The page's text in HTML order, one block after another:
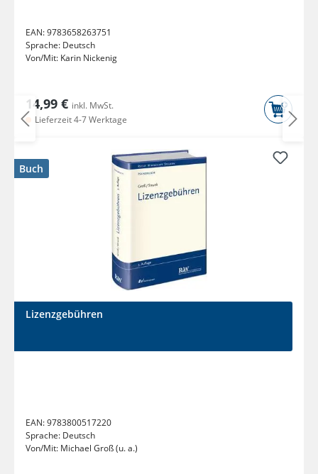
EAN:9783658263751
Sprache: Deutsch
Von/Mit: Karin Nickenig
14,99 € inkl. MwSt.
Lieferzeit 4-7 Werktage
Buch
Lizenzgebühren
EAN:9783800517220
Sprache: Deutsch
Von/Mit: Michael Groß (u. a.)